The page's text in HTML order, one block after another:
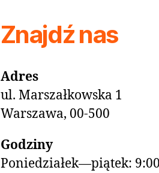
Znajdź nas
Adres
ul. Marszałkowska 1
Warszawa, 00-500
Godziny
Poniedziałek—piątek: